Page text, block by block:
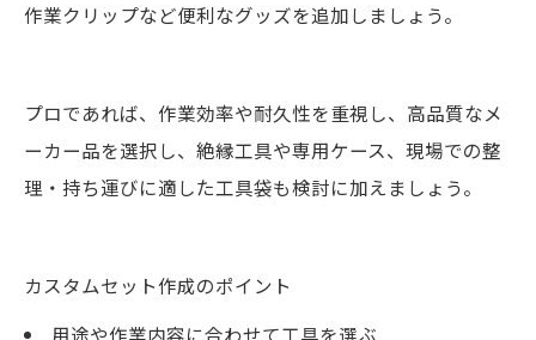
作業クリップなど便利なグッズを追加しましょう。
プロであれば、作業効率や耐久性を重視し、高品質なメ
ーカー品を選択し、絶縁工具や専用ケース、現場での整
理・持ち運びに適した工具袋も検討に加えましょう。
カスタムセット作成のポイント